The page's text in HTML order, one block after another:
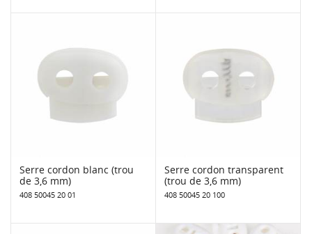
Serre cordon blanc (trou
de 3,6 mm)
408 50045 20 01
Serre cordon transparent
(trou de 3,6 mm)
408 50045 20 100